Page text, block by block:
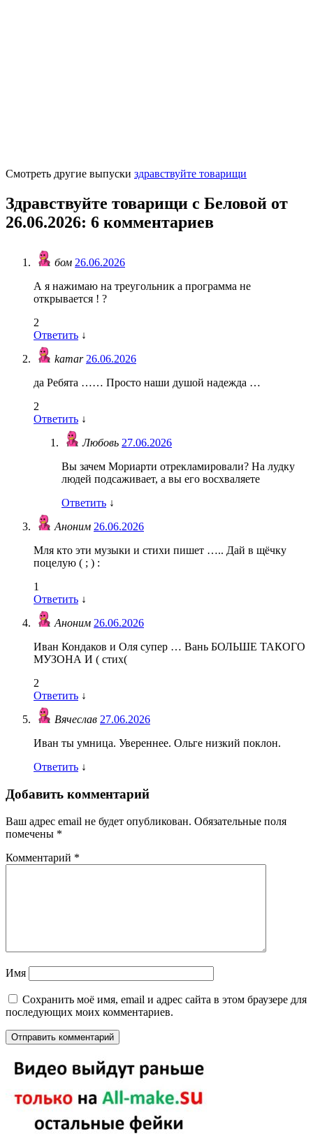
Смотреть другие выпуски здравствуйте товарищи
Здравствуйте товарищи с Беловой от
26.06.2026: 6 комментариев
бом 26.06.2026
А я нажимаю на треугольник а программа не
открывается ! ?
2
Ответить ↓
kamar26.06.2026
да Ребята …… Просто наши душой надежда …
2
Ответить ↓
Любовь 27.06.2026
Вы зачем Мориарти отрекламировали? На лудку
людей подсаживает, а вы его восхваляете
Ответить ↓
Аноним 26.06.2026
Мля кто эти музыки и стихи пишет ….. Дай в щёчку
поцелую ( ; ) :
1
Ответить ↓
Аноним 26.06.2026
Иван Кондаков и Оля супер … Вань БОЛЬШЕ ТАКОГО
МУЗОНА И ( стих(
2
Ответить ↓
Вячеслав 27.06.2026
Иван ты умница. Увереннее. Ольге низкий поклон.
Ответить ↓
Добавить комментарий
Ваш адрес email не будет опубликован. Обязательные поля
помечены *
Комментарий *
Имя
Сохранить моё имя, email и адрес сайта в этом браузере для
последующих моих комментариев.